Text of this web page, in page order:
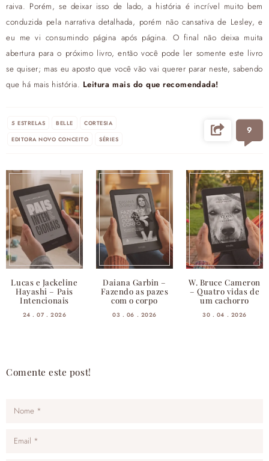
raiva. Porém, se deixar isso de lado, a história é incrível muito bem
conduzida pela narrativa detalhada, porém não cansativa de Lesley, e
eu me vi consumindo página após página. O final não deixa muita
abertura para o próximo livro, então você pode ler somente este livro
se quiser; mas eu aposto que você vão vai querer parar neste, sabendo
que há mais história. Leitura mais do que recomendada!
5 ESTRELAS BELLE CORTESIA
EDITORA NOVO CONCEITO SÉRIES
9
Lucas e Jackeline
Hayashi – Pais
Intencionais
24 . 07 . 2026
Daiana Garbin –
Fazendo as pazes
com o corpo
03 . 06 . 2026
W. Bruce Cameron
– Quatro vidas de
um cachorro
30 . 04 . 2026
Comente este post!